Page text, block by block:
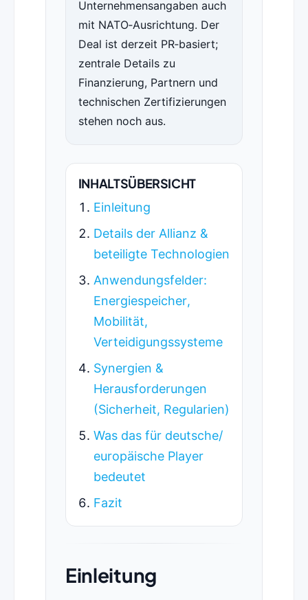
Unternehmensangaben auch
mit NATO‑Ausrichtung. Der
Deal ist derzeit PR‑basiert;
zentrale Details zu
Finanzierung, Partnern und
technischen Zertifizierungen
stehen noch aus.
INHALTSÜBERSICHT
Einleitung
Details der Allianz &
beteiligte Technologien
Anwendungsfelder:
Energiespeicher,
Mobilität,
Verteidigungssysteme
Synergien &
Herausforderungen
(Sicherheit, Regularien)
Was das für deutsche/
europäische Player
bedeutet
Fazit
Einleitung